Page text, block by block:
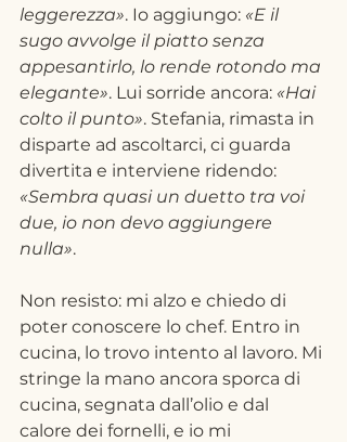
leggerezza». Io aggiungo: «E il
sugo avvolge il piatto senza
appesantirlo, lo rende rotondo ma
elegante». Lui sorride ancora: «Hai
colto il punto». Stefania, rimasta in
disparte ad ascoltarci, ci guarda
divertita e interviene ridendo:
«Sembra quasi un duetto tra voi
due, io non devo aggiungere
nulla».
Non resisto: mi alzo e chiedo di
poter conoscere lo chef. Entro in
cucina, lo trovo intento al lavoro. Mi
stringe la mano ancora sporca di
cucina, segnata dall’olio e dal
calore dei fornelli, e io mi